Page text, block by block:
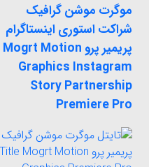
موگرت موشن گرافیک
شراکت استوری اینستاگرام
پریمیر پرو Mogrt Motion
Graphics Instagram
Story Partnership
Premiere Pro